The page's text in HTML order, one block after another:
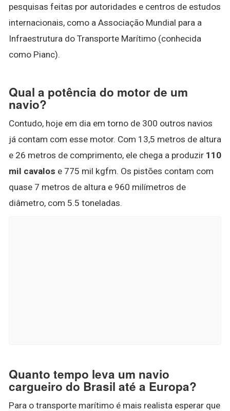
pesquisas feitas por autoridades e centros de estudos
internacionais, como a Associação Mundial para a
Infraestrutura do Transporte Marítimo (conhecida
como Pianc).
Qual a potência do motor de um
navio?
Contudo, hoje em dia em torno de 300 outros navios
já contam com esse motor. Com 13,5 metros de altura
e 26 metros de comprimento, ele chega a produzir 110
mil cavalos e 775 mil kgfm. Os pistões contam com
quase 7 metros de altura e 960 milímetros de
diâmetro, com 5.5 toneladas.
Quanto tempo leva um navio
cargueiro do Brasil até a Europa?
Para o transporte marítimo é mais realista esperar que